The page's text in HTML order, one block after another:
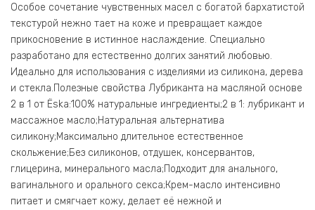
Особое сочетание чувственных масел с богатой бархатистой
текстурой нежно тает на коже и превращает каждое
прикосновение в истинное наслаждение. Специально
разработано для естественно долгих занятий любовью.
Идеально для использования с изделиями из силикона, дерева
и стекла.Полезные свойства Лубриканта на масляной основе
2 в 1 от Ёska:100% натуральные ингредиенты;2 в 1: лубрикант и
массажное масло;Натуральная альтернатива
силикону;Максимально длительное естественное
скольжение;Без силиконов, отдушек, консервантов,
глицерина, минерального масла;Подходит для анального,
вагинального и орального секса;Крем-масло интенсивно
питает и смягчает кожу, делает её нежной и